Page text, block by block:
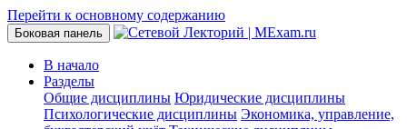
Перейти к основному содержанию
Боковая панель
В начало
Разделы
Общие дисциплины Юридические дисциплины
Психологические дисциплины Экономика, управление,